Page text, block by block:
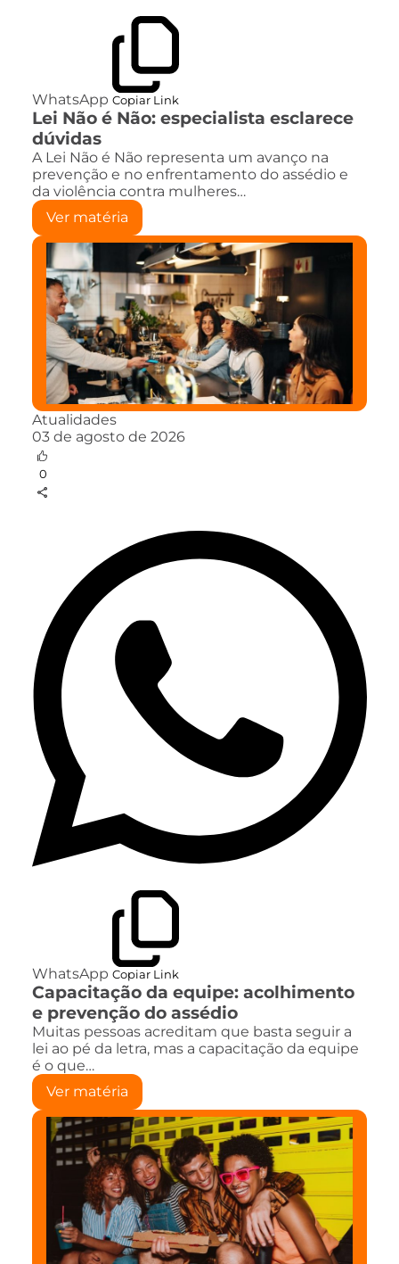
WhatsApp Copiar Link
Lei Não é Não: especialista esclarece
dúvidas
A Lei Não é Não representa um avanço na
prevenção e no enfrentamento do assédio e
da violência contra mulheres…
Ver matéria
Atualidades
03 de agosto de 2026
0
WhatsApp Copiar Link
Capacitação da equipe: acolhimento
e prevenção do assédio
Muitas pessoas acreditam que basta seguir a
lei ao pé da letra, mas a capacitação da equipe
é o que…
Ver matéria